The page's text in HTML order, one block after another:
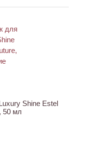
Shine Estel
50 мл